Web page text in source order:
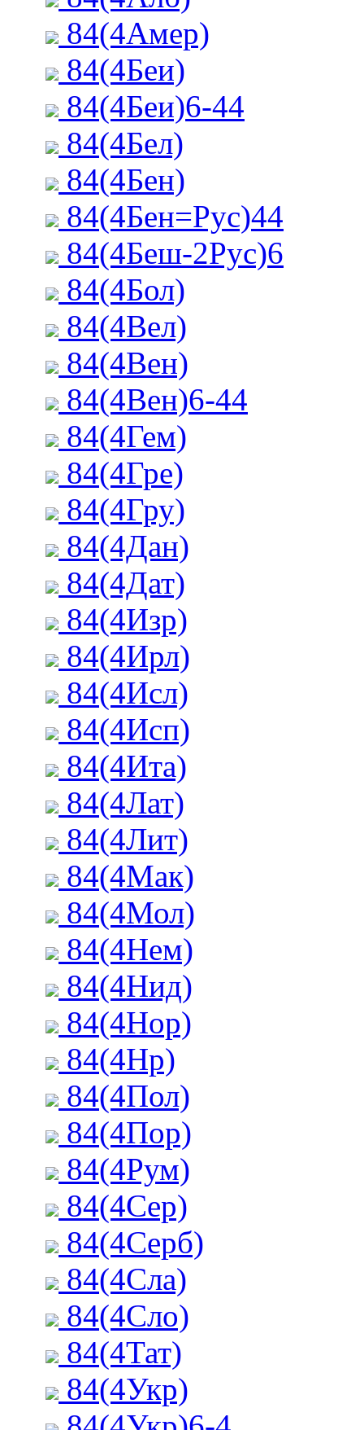
84(4Амер)
84(4Беи)
84(4Беи)6-44
84(4Бел)
84(4Бен)
84(4Бен=Рус)44
84(4Беш-2Рус)6
84(4Бол)
84(4Вел)
84(4Вен)
84(4Вен)6-44
84(4Гем)
84(4Гре)
84(4Гру)
84(4Дан)
84(4Дат)
84(4Изр)
84(4Ирл)
84(4Исл)
84(4Исп)
84(4Ита)
84(4Лат)
84(4Лит)
84(4Мак)
84(4Мол)
84(4Нем)
84(4Нид)
84(4Нор)
84(4Нр)
84(4Пол)
84(4Пор)
84(4Рум)
84(4Сер)
84(4Серб)
84(4Сла)
84(4Сло)
84(4Тат)
84(4Укр)